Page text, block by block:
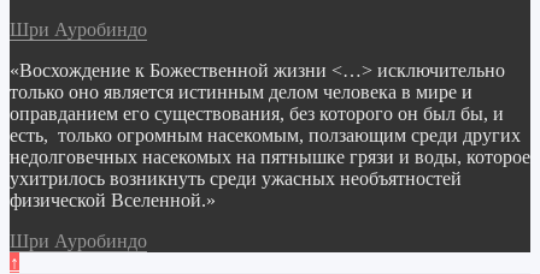
Шри Ауробиндо
«Восхождение к Божественной жизни <…> исключительно
только оно является истинным делом человека в мире и
оправданием его существования, без которого он был бы, и
есть, только огромным насекомым, ползающим среди других
недолговечных насекомых на пятнышке грязи и воды, которое
ухитрилось возникнуть среди ужасных необъятностей
физической Вселенной.»
Шри Ауробиндо
↑